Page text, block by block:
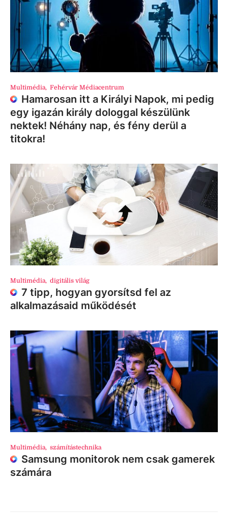
Multimédia, Fehérvár Médiacentrum
Hamarosan itt a Királyi Napok, mi pedig
egy igazán király dologgal készülünk
nektek! Néhány nap, és fény derül a
titokra!
Multimédia, digitális világ
7 tipp, hogyan gyorsítsd fel az
alkalmazásaid működését
Multimédia, számítástechnika
Samsung monitorok nem csak gamerek
számára